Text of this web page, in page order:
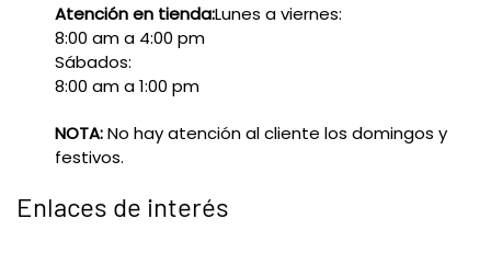
Atención en tienda:Lunes a viernes:
8:00 am a 4:00 pm
Sábados:
8:00 am a 1:00 pm
NOTA:No hay atención al cliente los domingos y
festivos.
Enlaces de interés